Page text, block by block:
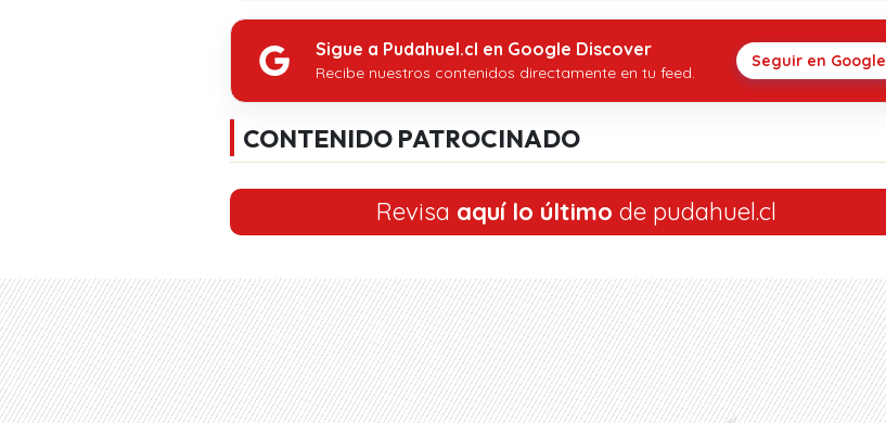
Sigue a Pudahuel.cl en Google Discover
Recibe nuestros contenidos directamente en tu feed.
Seguir en Google
CONTENIDO PATROCINADO
Revisa aquí lo último de pudahuel.cl